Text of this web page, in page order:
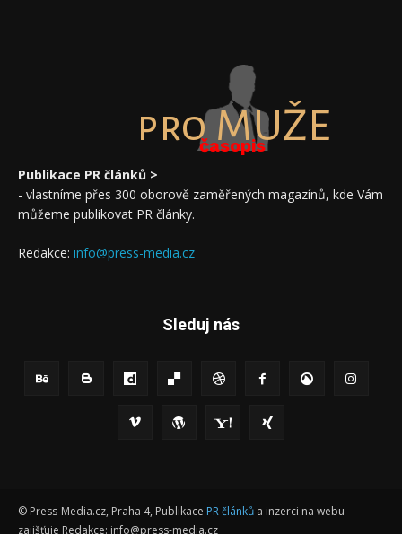
pro MUŽE
časopis
Publikace PR článků >
- vlastníme přes 300 oborově zaměřených magazínů, kde Vám
můžeme publikovat PR články.
Redakce: info@press-media.cz
Sleduj nás
© Press-Media.cz, Praha 4, Publikace PR článků a inzerci na webu
zajišťuje Redakce: info@press-media.cz